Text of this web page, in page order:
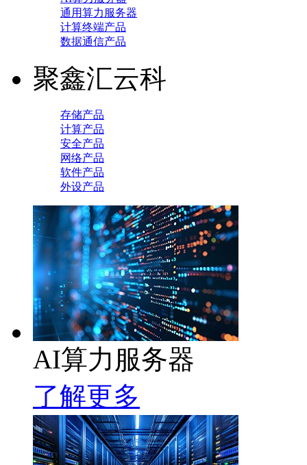
通用算力服务器
计算终端产品
数据通信产品
聚鑫汇云科
存储产品
计算产品
安全产品
网络产品
软件产品
外设产品
AI算力服务器
了解更多